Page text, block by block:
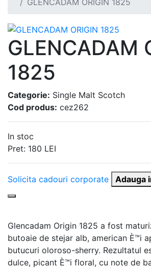
GLENCADAM ORIGIN 1825
GLENCADAM
1825
Categorie: Single Malt Scotch
Cod produs: cez262
In stoc
Pret: 180 LEI
Solicita cadouri corporate Adauga
Glencadam Origin 1825 a fost
butoaie de stejar alb, american È™i
butucuri oloroso-sherry. Rezultatul
dulce, picant È™i floral, cu note de